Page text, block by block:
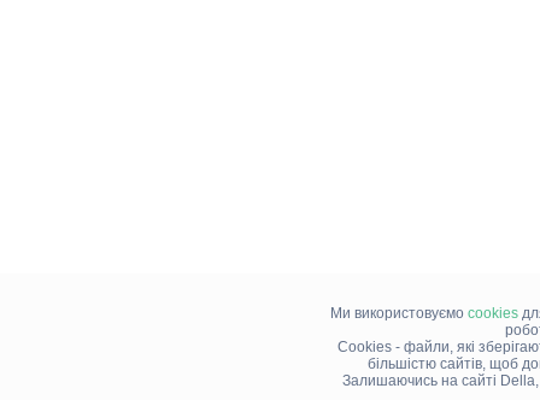
Ми використовуємо cookies
Cookies - файли, які
більшістю сайтів, щоб
Залишаючись на сайті